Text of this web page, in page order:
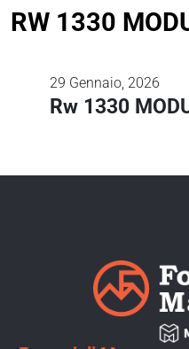
RW 1330
29 Gennaio, 2026
Rw 1330